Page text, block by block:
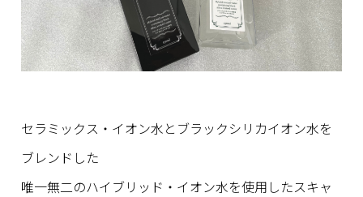
セラミックス・イオン水とブラックシリカイオン水を
ブレンドした
唯一無二のハイブリッド・イオン水を使用したスキャ